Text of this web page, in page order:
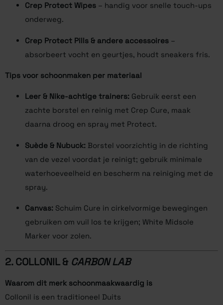
Crep Protect Wipes – handig voor snelle touch-ups
onderweg.
Crep Protect Pills & andere accessoires –
absorbeert vocht en geurtjes, houdt sneakers fris.
Tips voor schoonmaken per materiaal
Leer & Nike-achtige trainers: Gebruik eerst een
zachte borstel en reinig met Crep Cure, maak
daarna droog en spray met Protect.
Suède & Nubuck: Borstel voorzichtig in de richting
van de vezel voordat je reinigt; gebruik minimale
waterhoeveelheid en bescherm na reiniging met de
spray.
Canvas: Schuim Cure in cirkelvormige bewegingen
gebruiken om vuil los te krijgen; White Midsole
Marker voor zolen.
2.COLLONIL& CARBON LAB
Waarom dit merk schoonmaakwaardig is
Collonil is een traditioneel Duits